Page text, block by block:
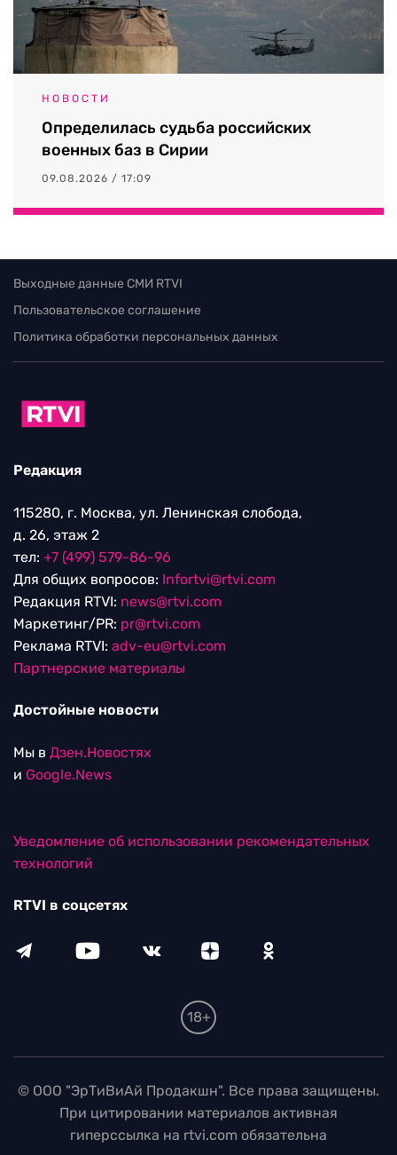
НОВОСТИ
Определилась судьба российских
военных баз в Сирии
09.08.2026 / 17:09
Выходные данные СМИ RTVI
Пользовательское соглашение
Политика обработки персональных данных
Редакция
115280, г. Москва, ул. Ленинская слобода,
д. 26, этаж 2
тел: +7 (499) 579-86-96
Для общих вопросов: Infortvi@rtvi.com
Редакция RTVI: news@rtvi.com
Маркетинг/PR: pr@rtvi.com
Реклама RTVI: adv-eu@rtvi.com
Партнерские материалы
Достойные новости
Мы в Дзен.Новостях
и Google.News
Уведомление об использовании рекомендательных
технологий
RTVI в соцсетях
18+
© ООО "ЭрТиВиАй Продакшн". Все права защищены.
При цитировании материалов активная
гиперссылка на rtvi.com обязательна